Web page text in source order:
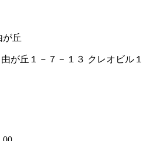
丘
が丘１－７－１３ クレオビル１